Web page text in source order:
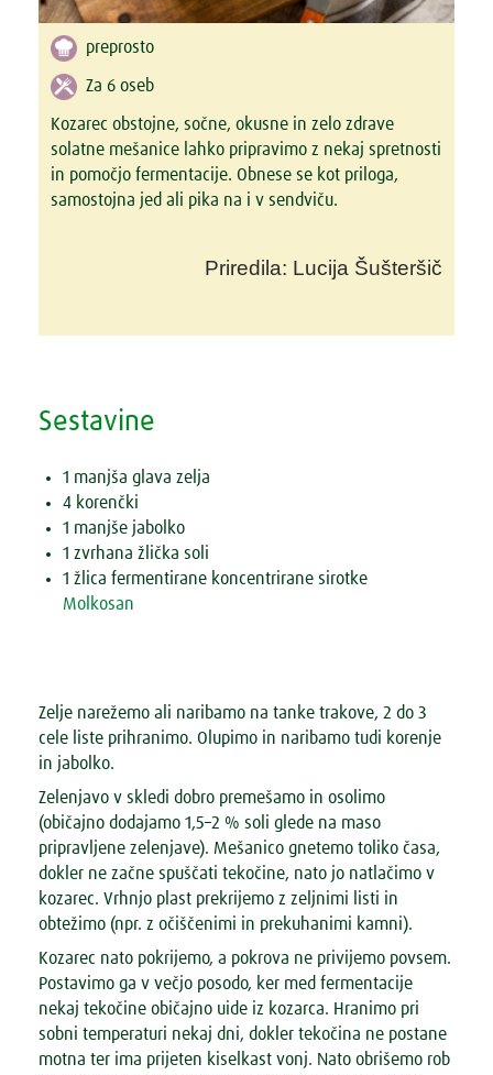
preprosto
Za 6 oseb
Kozarec obstojne, sočne, okusne in zelo zdrave
solatne mešanice lahko pripravimo z nekaj spretnosti
in pomočjo fermentacije. Obnese se kot priloga,
samostojna jed ali pika na i v sendviču.
Priredila: Lucija Šušteršič
Sestavine
1 manjša glava zelja
4 korenčki
1 manjše jabolko
1 zvrhana žlička soli
1 žlica fermentirane koncentrirane sirotke
Molkosan
Zelje narežemo ali naribamo na tanke trakove, 2 do 3
cele liste prihranimo. Olupimo in naribamo tudi korenje
in jabolko.
Zelenjavo v skledi dobro premešamo in osolimo
(običajno dodajamo 1,5–2 % soli glede na maso
pripravljene zelenjave). Mešanico gnetemo toliko časa,
dokler ne začne spuščati tekočine, nato jo natlačimo v
kozarec. Vrhnjo plast prekrijemo z zeljnimi listi in
obtežimo (npr. z očiščenimi in prekuhanimi kamni).
Kozarec nato pokrijemo, a pokrova ne privijemo povsem.
Postavimo ga v večjo posodo, ker med fermentacije
nekaj tekočine običajno uide iz kozarca. Hranimo pri
sobni temperaturi nekaj dni, dokler tekočina ne postane
motna ter ima prijeten kiselkast vonj. Nato obrišemo rob